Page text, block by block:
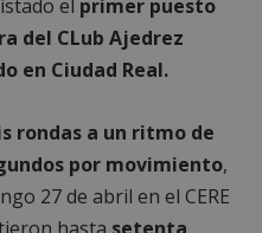
el primer puesto
del CLub Ajedrez
en Ciudad Real.
rondas a un ritmo de
por movimiento,
27 de abril en el CERE